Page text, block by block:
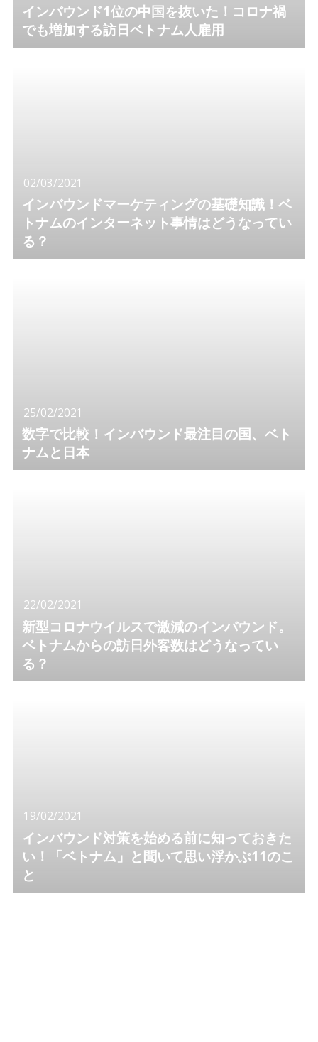
インバウンド1位の中国を抜いた！コロナ禍
でも増加する訪日ベトナム人雇用
02/03/2021
インバウンドマーケティングの基礎知識！ベ
トナムのインターネット事情はどうなってい
る？
25/02/2021
数字で比較！インバウンド最注目の国、ベト
ナムと日本
22/02/2021
新型コロナウイルスで激減のインバウンド。
ベトナムからの訪日外客数はどうなってい
る？
19/02/2021
インバウンド対策を始める前に知っておきた
い！「ベトナム」と聞いて思い浮かぶ11のこ
と